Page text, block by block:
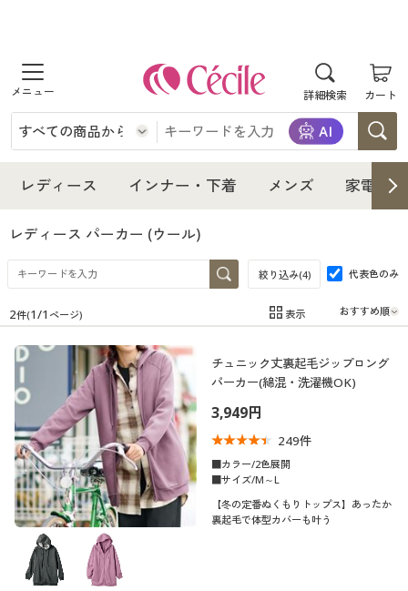
詳細検索 カート
商品を探す
レディース
レディースファッション
女性下着
インナー・下着
インナー・下着通販すべて
女性下着
メンズ下着
ジュニア・ティーンズ下着
メンズ
メンズ通販すべて
メンズファッション
メンズ下着
家電・雑貨
家電・雑貨すべて
キッチン・雑貨・日用品
寝具・インテリア・家具
寝具・インテリア・家具通販すべて
家具・収納
寝具・ベッド
カーテン・ラグ・ファブリック
美容・健康
美容・健康通販すべて
美容・健康・サプリメント
制服・スクール
制服・スクールすべて
制服・学生服
ジュニア・ティーンズ下着
大きいサイズ
大きいサイズ通販すべて
大きいサイズ レディース服
バーゲン
バーゲンセール
詳細検索
レディース インナー・下着 メンズ 家電・
レディース パーカー (ウール)
絞り込み(4) 代表色のみ
在庫 在庫のある商品のみ表示
口コミ
(4〜4.9)
レディースサ
イズ
M
2件(1/1 ページ) 表示
チュニック丈裏起毛ジップロング
パーカー(綿混・洗濯機OK)
3,949円
249件
■カラー/2色展開
■サイズ/M～L
【冬の定番ぬくもりトップス】あったか
裏起毛で体型カバーも叶う